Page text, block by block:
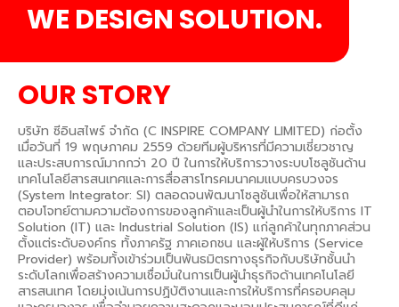
WE DESIGN SOLUTION.
OUR STORY
บริษัท ซีอินสไพร์ จำกัด (C INSPIRE COMPANY LIMITED) ก่อตั้ง
เมื่อวันที่ 19 พฤษภาคม 2559 ด้วยทีมผู้บริหารที่มีความเชี่ยวชาญ
และประสบการณ์มากกว่า 20 ปี ในการให้บริการวางระบบโซลูชันด้าน
เทคโนโลยีสารสนเทศและการสื่อสารโทรคมนาคมแบบครบวงจร
(System Integrator: SI) ตลอดจนพัฒนาโซลูชันเพื่อให้สามารถ
ตอบโจทย์ตามความต้องการของลูกค้าและเป็นผู้นำในการให้บริการ IT
Solution (IT) และ Industrial Solution (IS) แก่ลูกค้าในทุกภาคส่วน
ตั้งแต่ระดับองค์กร ทั้งภาครัฐ ภาคเอกชน และผู้ให้บริการ (Service
Provider) พร้อมทั้งเข้าร่วมเป็นพันธมิตรทางธุรกิจกับบริษัทชั้นนำ
ระดับโลกเพื่อสร้างความเชื่อมั่นในการเป็นผู้นำธุรกิจด้านเทคโนโลยี
สารสนเทศ โดยมุ่งเน้นการปฏิบัติงานและการให้บริการที่ครอบคลุม